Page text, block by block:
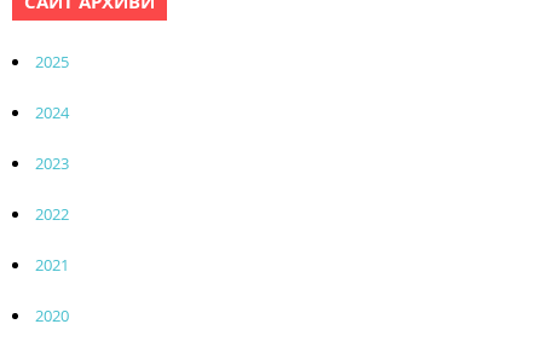
2025
2024
2023
2022
2021
2020